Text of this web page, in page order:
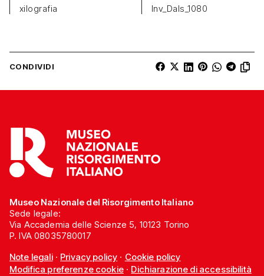
xilografia Inv_Dals_1080
CONDIVIDI
Museo Nazionale del Risorgimento Italiano
Sede legale:
Via Accademia delle Scienze 5, 10123 Torino
P. IVA 08035780017
Note legali· Privacy policy · Cookie policy
Modifica preferenze cookie· Dichiarazione di accessibilità